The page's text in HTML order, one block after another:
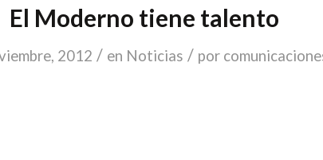
El Moderno tiene talento
2012 / en Noticias / por